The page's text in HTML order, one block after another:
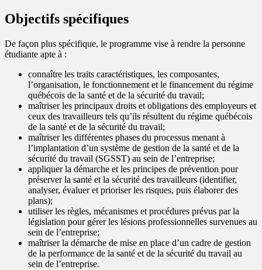
Objectifs spécifiques
De façon plus spécifique, le programme vise à rendre la personne
étudiante apte à :
connaître les traits caractéristiques, les composantes,
l’organisation, le fonctionnement et le financement du régime
québécois de la santé et de la sécurité du travail;
maîtriser les principaux droits et obligations des employeurs et
ceux des travailleurs tels qu’ils résultent du régime québécois
de la santé et de la sécurité du travail;
maîtriser les différentes phases du processus menant à
l’implantation d’un système de gestion de la santé et de la
sécurité du travail (SGSST) au sein de l’entreprise;
appliquer la démarche et les principes de prévention pour
préserver la santé et la sécurité des travailleurs (identifier,
analyser, évaluer et prioriser les risques, puis élaborer des
plans);
utiliser les règles, mécanismes et procédures prévus par la
législation pour gérer les lésions professionnelles survenues au
sein de l’entreprise;
maîtriser la démarche de mise en place d’un cadre de gestion
de la performance de la santé et de la sécurité du travail au
sein de l’entreprise.